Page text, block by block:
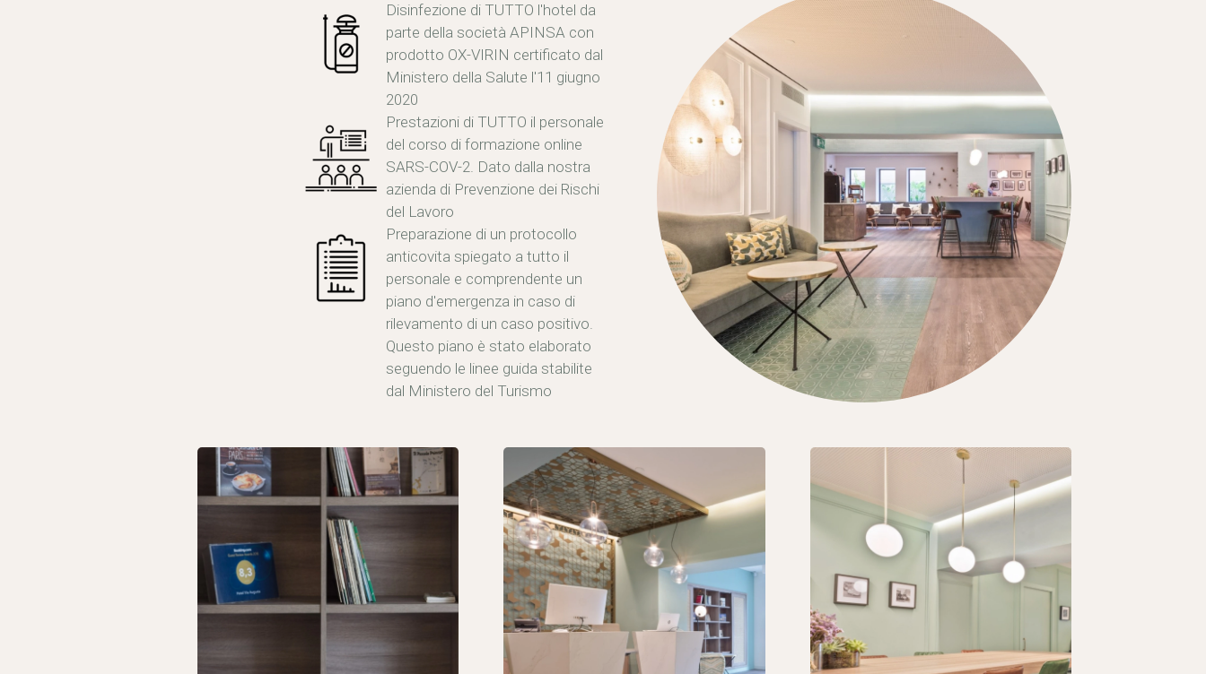
Disinfezione di TUTTO l'hotel da
parte della società APINSA con
prodotto OX-VIRIN certificato dal
Ministero della Salute l'11 giugno
2020
Prestazioni di TUTTO il personale
del corso di formazione online
SARS-COV-2. Dato dalla nostra
azienda di Prevenzione dei Rischi
del Lavoro
Preparazione di un protocollo
anticovita spiegato a tutto il
personale e comprendente un
piano d'emergenza in caso di
rilevamento di un caso positivo.
Questo piano è stato elaborato
seguendo le linee guida stabilite
dal Ministero del Turismo